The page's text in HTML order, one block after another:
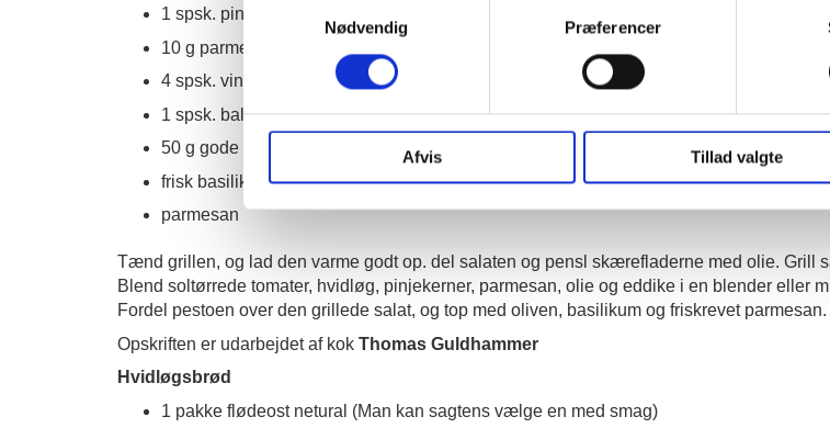
Nødvendig
Præferencer
Afvis Tillad valgte
1 spsk. pinjekerner
10 g parmesan
4 spsk. vindruekerneolie
1 spsk. balsamicoeddike
50 g gode oliven uden sten
frisk basilikum
parmesan
Tænd grillen, og lad den varme godt op. del salaten og pensl skærefladerne med olie. Grill
Blend soltørrede tomater, hvidløg, pinjekerner, parmesan, olie og eddike i en blender eller
Fordel pestoen over den grillede salat, og top med oliven, basilikum og friskrevet parmesan.
Opskriften er udarbejdet af kok Thomas Guldhammer
Hvidløgsbrød
1 pakke flødeost netural (Man kan sagtens vælge en med smag)